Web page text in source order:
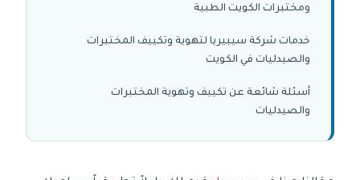
ومختبرات الكويت الطبية
خدمات شركة سيبيريا لتهوية وتكييف المختبرات
والصيدليات في الكويت
أسئلة شائعة عن تكييف وتهوية المختبرات
والصيدليات